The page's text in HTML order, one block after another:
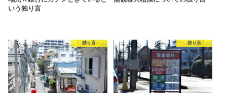
いう独り言
独り言 独り言